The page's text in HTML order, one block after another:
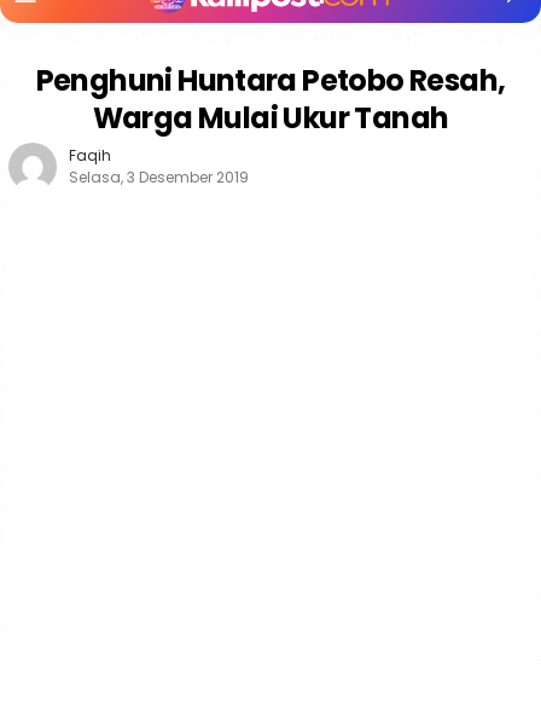
Mobile
Penghuni Huntara Petobo Resah,
Warga Mulai Ukur Tanah
Faqih
Selasa, 3 Desember 2019